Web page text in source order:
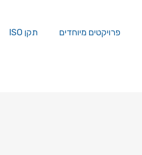
פרויקטים מיוחדים תקן ISO